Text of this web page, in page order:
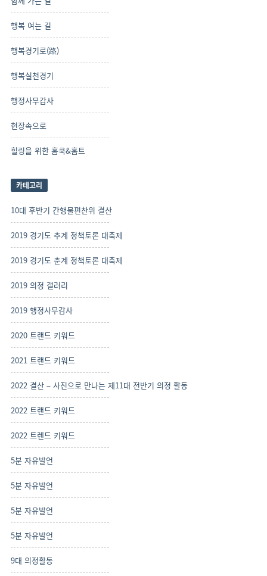
행복 여는 길
행복경기로(路)
행복실천경기
행정사무감사
현장속으로
힐링을 위한 홈쿡&홈트
카테고리
10대 후반기 간행물편찬위 결산
2019 경기도 추계 정책토론 대축제
2019 경기도 춘계 정책토론 대축제
2019 의정 갤러리
2019 행정사무감사
2020 트랜드 키워드
2021 트랜드 키워드
2022 결산 – 사진으로 만나는 제11대 전반기 의정 활동
2022 트랜드 키워드
2022 트렌드 키워드
5분 자유발언
5분 자유발언
5분 자유발언
5분 자유발언
9대 의정활동